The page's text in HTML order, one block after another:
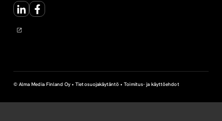
LinkedInFacebook
© Alma Media Finland Oy •Tietosuojakäytäntö •Toimitus- ja käyttöehdot